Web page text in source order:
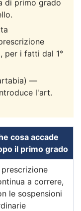
di primo grado
per i fatti dal 1°
—
l'art.
cosa accade
il primo grado
prescrizione
a correre,
le sospensioni